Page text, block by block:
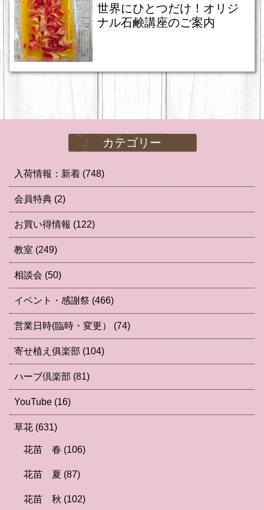
世界にひとつだけ！オリジ
ナル石鹸講座のご案内
カテゴリー
入荷情報：新着 (748)
会員特典 (2)
お買い得情報 (122)
教室 (249)
相談会 (50)
イベント・感謝祭 (466)
営業日時(臨時・変更） (74)
寄せ植え俱楽部 (104)
ハーブ倶楽部 (81)
YouTube (16)
草花 (631)
花苗 春 (106)
花苗 夏 (87)
花苗 秋 (102)